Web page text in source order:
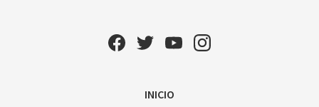
INICIO